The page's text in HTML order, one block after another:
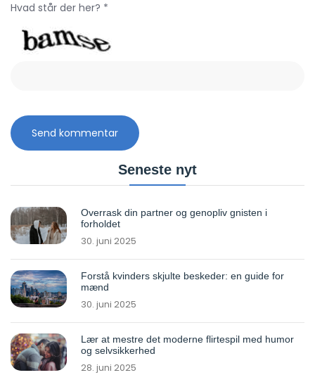
Hvad står der her? *
Seneste nyt
Overrask din partner og genopliv gnisten i
forholdet
30. juni 2025
Forstå kvinders skjulte beskeder: en guide for
mænd
30. juni 2025
Lær at mestre det moderne flirtespil med humor
og selvsikkerhed
28. juni 2025